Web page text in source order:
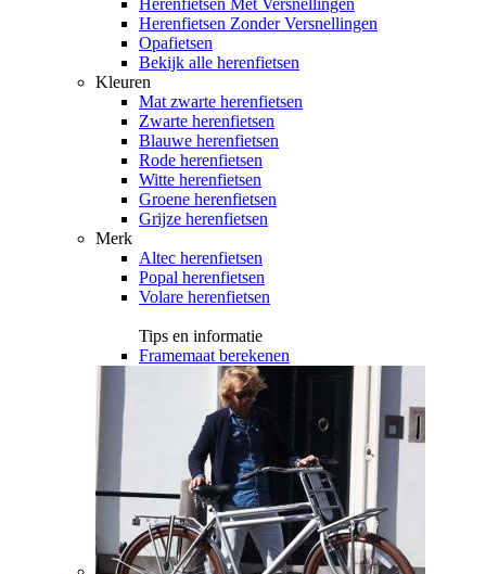
Herenfietsen Met Versnellingen
Herenfietsen Zonder Versnellingen
Opafietsen
Bekijk alle herenfietsen
Kleuren
Mat zwarte herenfietsen
Zwarte herenfietsen
Blauwe herenfietsen
Rode herenfietsen
Witte herenfietsen
Groene herenfietsen
Grijze herenfietsen
Merk
Altec herenfietsen
Popal herenfietsen
Volare herenfietsen
Tips en informatie
Framemaat berekenen